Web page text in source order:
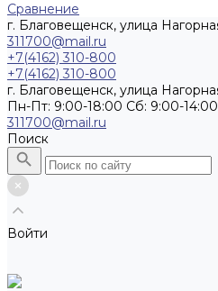
Сравнение
г. Благовещенск, улица
311700@mail.ru
+7(4162) 310-800
+7(4162) 310-800
г. Благовещенск, улица
Пн-Пт: 9:00-18:00 Cб: 9:00-
311700@mail.ru
Поиск
Войти